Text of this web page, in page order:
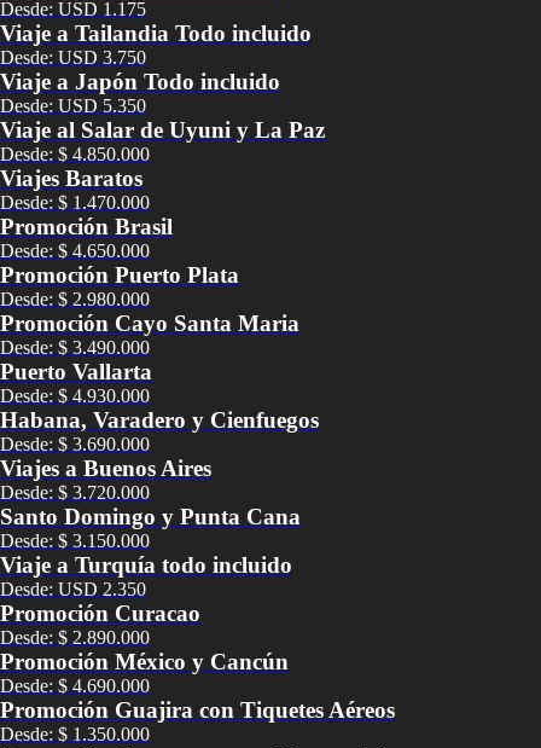
Desde: USD 1.175
Viaje a Tailandia Todo incluido
Desde: USD 3.750
Viaje a Japón Todo incluido
Desde: USD 5.350
Viaje al Salar de Uyuni y La Paz
Desde: $ 4.850.000
Viajes Baratos
Desde: $ 1.470.000
Promoción Brasil
Desde: $ 4.650.000
Promoción Puerto Plata
Desde: $ 2.980.000
Promoción Cayo Santa Maria
Desde: $ 3.490.000
Puerto Vallarta
Desde: $ 4.930.000
Habana, Varadero y Cienfuegos
Desde: $ 3.690.000
Viajes a Buenos Aires
Desde: $ 3.720.000
Santo Domingo y Punta Cana
Desde: $ 3.150.000
Viaje a Turquía todo incluido
Desde: USD 2.350
Promoción Curacao
Desde: $ 2.890.000
Promoción México y Cancún
Desde: $ 4.690.000
Promoción Guajira con Tiquetes Aéreos
Desde: $ 1.350.000